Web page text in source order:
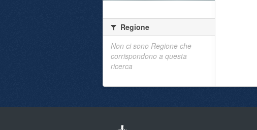
Regione
Non ci sono Regione che
corrispondono a questa
ricerca